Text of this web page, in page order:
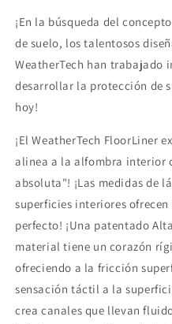
¡En la búsqueda del
de suelo, los talentosos
WeatherTech han trabajado
desarrollar la protección de
hoy!
¡El WeatherTech FloorLiner
alinea a la alfombra interior
absoluta"! ¡Las medidas de
superficies interiores
perfecto! ¡Una patentado
material tiene un corazón
ofreciendo a la fricción
sensación táctil a la
crea canales que llevan